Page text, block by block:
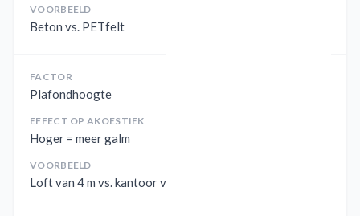
VOORBEELD
Beton vs. PETfelt
FACTOR
Plafondhoogte
EFFECT OP AKOESTIEK
Hoger = meer galm
VOORBEELD
Loft van 4 m vs. kantoor van 2,7 m